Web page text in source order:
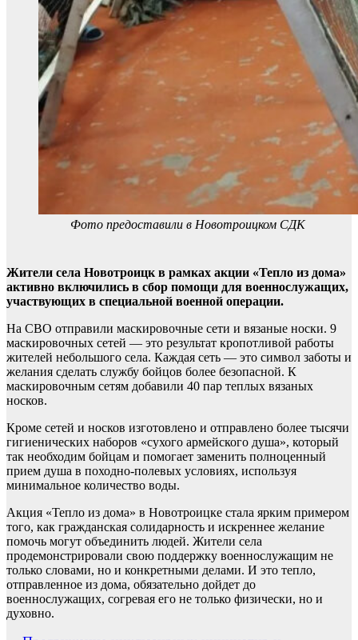
Фото предоставили в Новотроицком СДК
Жители села Новотроицк в рамках акции «Тепло из дома»
активно включились в сбор помощи для военнослужащих,
участвующих в специальной военной операции.
На СВО отправили маскировочные сети и вязаные носки. 9
маскировочных сетей — это результат кропотливой работы
жителей небольшого села. Каждая сеть — это символ заботы и
желания сделать службу бойцов более безопасной. К
маскировочным сетям добавили 40 пар теплых вязаных
носков.
Кроме сетей и носков изготовлено и отправлено более тысячи
гигиенических наборов «сухого армейского душа», который
так необходим бойцам и помогает заменить полноценный
прием душа в походно-полевых условиях, используя
минимальное количество воды.
Акция «Тепло из дома» в Новотроицке стала ярким примером
того, как гражданская солидарность и искреннее желание
помочь могут объединить людей. Жители села
продемонстрировали свою поддержку военнослужащим не
только словами, но и конкретными делами. И это тепло,
отправленное из дома, обязательно дойдет до
военнослужащих, согревая его не только физически, но и
духовно.